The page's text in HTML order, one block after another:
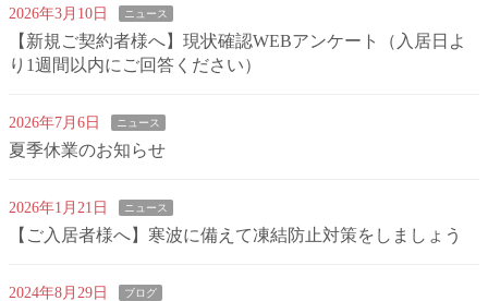
2026年3月10日 ニュース
【新規ご契約者様へ】現状確認WEBアンケート（入居日よ
り1週間以内にご回答ください）
2026年7月6日 ニュース
夏季休業のお知らせ
2026年1月21日 ニュース
【ご入居者様へ】寒波に備えて凍結防止対策をしましょう
2024年8月29日 ブログ